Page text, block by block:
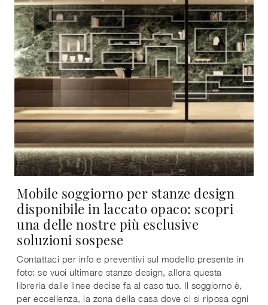
Mobile soggiorno per stanze design
disponibile in laccato opaco: scopri
una delle nostre più esclusive
soluzioni sospese
Contattaci per info e preventivi sul modello presente in
foto: se vuoi ultimare stanze design, allora questa
libreria dalle linee decise fa al caso tuo. Il soggiorno è,
per eccellenza, la zona della casa dove ci si riposa ogni